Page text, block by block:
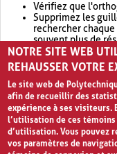
Vérifiez que
Supprimez les
rechercher
souvent plus de
Envisagez
retournera
NOTRE SITE WEB
REHAUSSER VOTRE
Le site web de
afin de recueillir des
expérience à ses visiteurs.
l’utilisation de ces
d’utilisation. Vous pouvez
vos paramètres de